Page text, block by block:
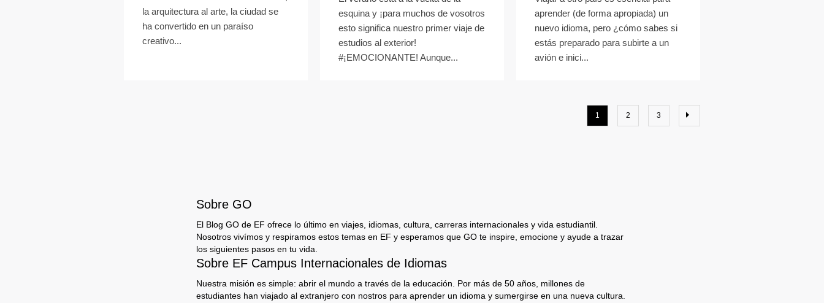
la arquitectura al arte, la ciudad se
ha convertido en un paraíso
creativo...
esquina y ¡para muchos de vosotros
esto significa nuestro primer viaje de
estudios al exterior!
#¡EMOCIONANTE! Aunque...
aprender (de forma apropiada) un
nuevo idioma, pero ¿cómo sabes si
estás preparado para subirte a un
avión e inici...
1 2 3
Sobre GO
El Blog GO de EF ofrece lo último en viajes, idiomas, cultura, carreras internacionales y vida estudiantil.
Nosotros vivímos y respiramos estos temas en EF y esperamos que GO te inspire, emocione y ayude a trazar
los siguientes pasos en tu vida.
Sobre EF Campus Internacionales de Idiomas
Nuestra misión es simple: abrir el mundo a través de la educación. Por más de 50 años, millones de
estudiantes han viajado al extranjero con nostros para aprender un idioma y sumergirse en una nueva cultura.